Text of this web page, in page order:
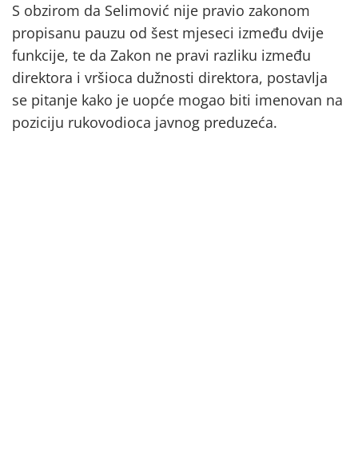
S obzirom da Selimović nije pravio zakonom
propisanu pauzu od šest mjeseci između dvije
funkcije, te da Zakon ne pravi razliku između
direktora i vršioca dužnosti direktora, postavlja
se pitanje kako je uopće mogao biti imenovan na
poziciju rukovodioca javnog preduzeća.